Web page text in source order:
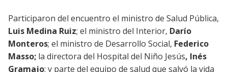
Participaron del encuentro el ministro de Salud Pública,
Luis Medina Ruiz; el ministro del Interior, Darío
Monteros; el ministro de Desarrollo Social, Federico
Masso; la directora del Hospital del Niño Jesús, Inés
Gramajo; y parte del equipo de salud que salvó la vida